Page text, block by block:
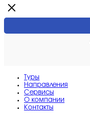
Туры
Направления
Сервисы
O компании
Контакты